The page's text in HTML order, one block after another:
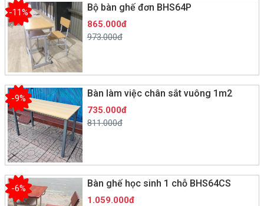
Bộ bàn ghế đơn BHS64P
-11%
865.000đ
973.000đ
Bàn làm việc chân sắt vuông 1m2
-9%
735.000đ
811.000đ
Bàn ghế học sinh 1 chỗ BHS64CS
-6%
1.059.000đ